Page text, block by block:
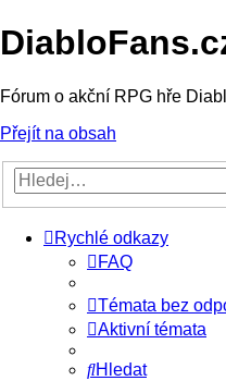
Fórum o akční RPG hře
Přejít na obsah
Rychlé odkazy
FAQ
Témata bez
Aktivní témata
Hledat